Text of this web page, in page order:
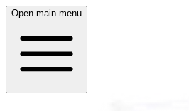
Open main menu